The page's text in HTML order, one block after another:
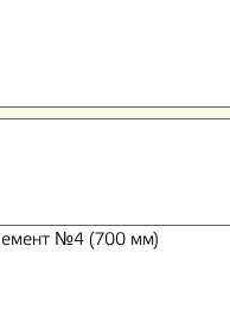
№4 (700 мм)